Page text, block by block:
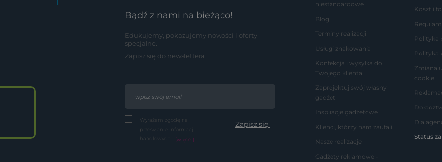
Bądź z nami na bieżąco!
Edukujemy, pokazujemy nowości i oferty
specjalne.
Zapisz się do newslettera
Wyrażam zgodę na
przesyłanie informacji
handlowych... (więcej)
niestandardowe
Blog
Terminy realizacji
Usługi znakowania
Konfekcja i wysyłka do
Twojego klienta
Zaprojektuj swój własny
gadżet
Inspiracje gadżetowe
Klienci, którzy nam zaufali
Nasze realizacje
Gadżety reklamowe -
Koszt i
Polityka
Polityka
Zmiana
cookie
Dla
Status